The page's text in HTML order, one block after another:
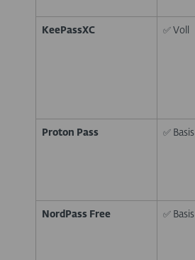
KeePassXC ✅ Voll
Proton Pass ✅ Basis
NordPass Free ✅ Basis